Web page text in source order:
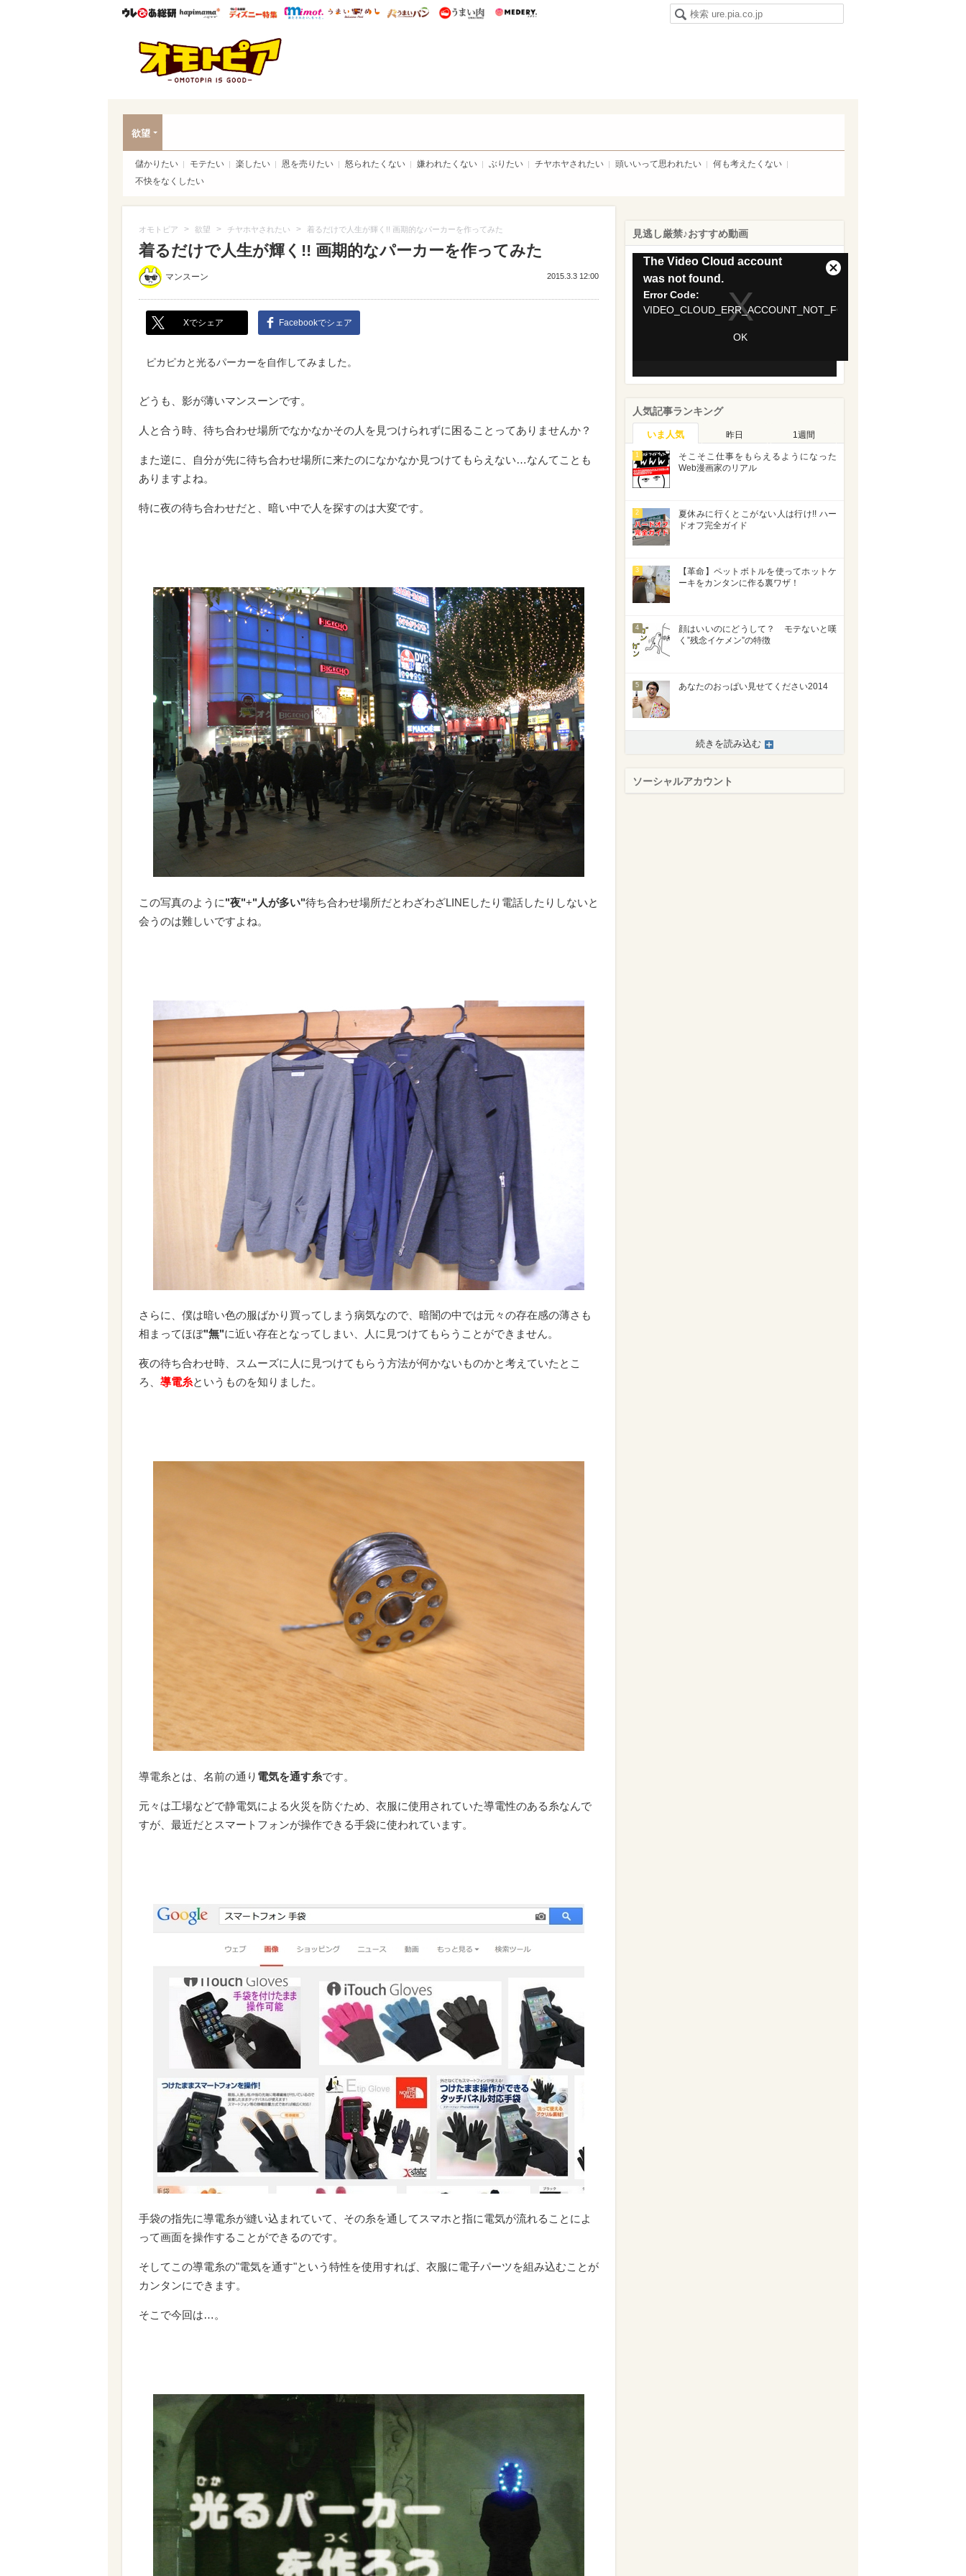
ウレぴあ総研ハピママ* ウレぴあ総研 ディズニー特集
mimot. うまいめし うまいパン うまい肉
欲望
儲かりたい モテたい 楽したい 恩を売りたい 怒られたくない 嫌われたくない ぶりたい チヤホヤされたい 頭いいって思われたい
何も考えたくない
不快をなくしたい
オモトピア > 欲望 > チヤホヤされたい > 着るだけで人生が輝く!! 画期的なパーカーを作ってみた
着るだけで人生が輝く!! 画期的なパーカーを作ってみた
マンスーン 2015.3.3 12:00
Xでシェア Facebookでシェア
ピカピカと光るパーカーを自作してみました。
どうも、影が薄いマンスーンです。
人と合う時、待ち合わせ場所でなかなかその人を見つけられずに困ることってありませんか？
また逆に、自分が先に待ち合わせ場所に来たのになかなか見つけてもらえない…なんてことも
ありますよね。
特に夜の待ち合わせだと、暗い中で人を探すのは大変です。
この写真のように"夜"+"人が多い"待ち合わせ場所だとわざわざLINEしたり電話したりしないと
会うのは難しいですよね。
さらに、僕は暗い色の服ばかり買ってしまう病気なので、暗闇の中では元々の存在感の薄さも
相まってほぼ"無"に近い存在となってしまい、人に見つけてもらうことができません。
夜の待ち合わせ時、スムーズに人に見つけてもらう方法が何かないものかと考えていたとこ
ろ、 導電糸というものを知りました。
導電糸とは、名前の通り 電気を通す糸です。
元々は工場などで静電気による火災を防ぐため、衣服に使用されていた導電性のある糸なんで
すが、最近だとスマートフォンが操作できる手袋に使われています。
手袋の指先に導電糸が縫い込まれていて、その糸を通してスマホと指に電気が流れることによ
って画面を操作することができるのです。
そしてこの導電糸の"電気を通す"という特性を使用すれば、衣服に電子パーツを組み込むことが
カンタンにできます。
そこで今回は…。
見逃し厳禁♪おすすめ動画
This
modal
window.
The Video Cloud account
was not found.
Error Code:
VIDEO_CLOUD_ERR_ACCOUNT_NOT_FOUND
vjs_video_3
OK
Close
Dialog
人気記事ランキング
いま人気 昨日 1週間
1
そこそこ仕事をもらえるようになった
Web漫画家のリアル
2
夏休みに行くとこがない人は行け!! ハー
ドオフ完全ガイド
3
【革命】ペットボトルを使ってホットケ
ーキをカンタンに作る裏ワザ！
4
顔はいいのにどうして？ モテないと嘆
く”残念イケメン”の特徴
5 あなたのおっぱい見せてください2014
続きを読み込む
ソーシャルアカウント